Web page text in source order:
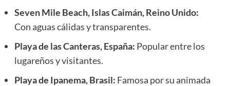
Seven Mile Beach, Islas Caimán, Reino Unido:
Con aguas cálidas y transparentes.
Playa de las Canteras, España: Popular entre los
lugareños y visitantes.
Playa de Ipanema, Brasil: Famosa por su animada